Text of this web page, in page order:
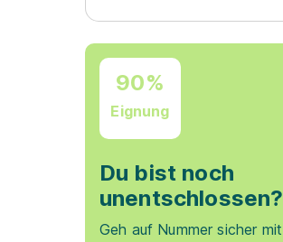
90%
Eignung
Du bist noch
unentschlossen?
Geh auf Nummer sicher mit